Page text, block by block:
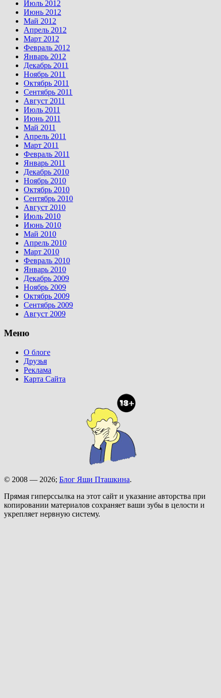
Июль 2012
Июнь 2012
Май 2012
Апрель 2012
Март 2012
Февраль 2012
Январь 2012
Декабрь 2011
Ноябрь 2011
Октябрь 2011
Сентябрь 2011
Август 2011
Июль 2011
Июнь 2011
Май 2011
Апрель 2011
Март 2011
Февраль 2011
Январь 2011
Декабрь 2010
Ноябрь 2010
Октябрь 2010
Сентябрь 2010
Август 2010
Июль 2010
Июнь 2010
Май 2010
Апрель 2010
Март 2010
Февраль 2010
Январь 2010
Декабрь 2009
Ноябрь 2009
Октябрь 2009
Сентябрь 2009
Август 2009
Меню
О блоге
Друзья
Реклама
Карта Сайта
© 2008 — 2026; Блог Яши Пташкина.
Прямая гиперссылка на этот сайт и указание авторства при
копировании материалов сохраняет ваши зубы в целости и
укрепляет нервную систему.